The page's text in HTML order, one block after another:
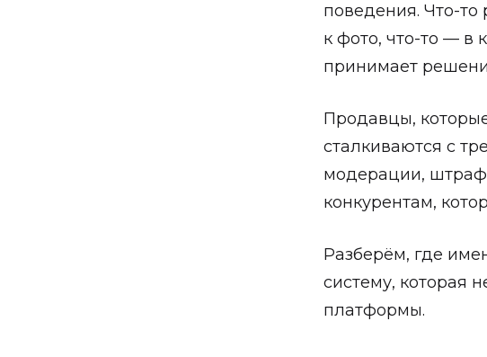
поведения. Что-то
к фото, что-то — в
принимает
Продавцы,
сталкиваются с
модерации,
конкурентам,
Разберём, где
систему, которая
платформы.